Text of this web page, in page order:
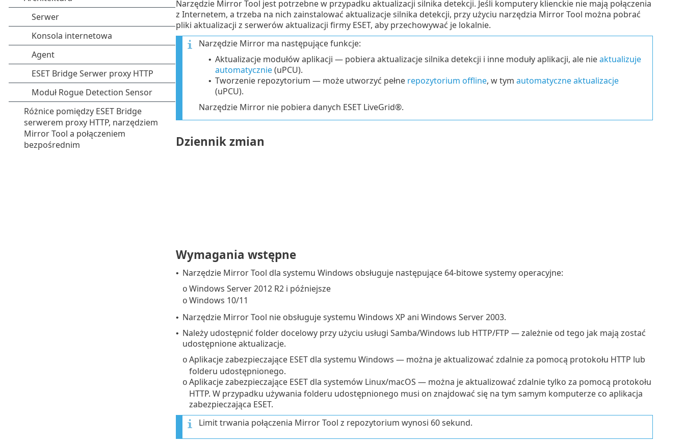
Narzędzie Mirror Tool jest potrzebne w przypadku aktualizacji silnika detekcji. Jeśli komputery klienckie nie mają połączenia
z Internetem, a trzeba na nich zainstalować aktualizacje silnika detekcji, przy użyciu narzędzia Mirror Tool można pobrać
pliki aktualizacji z serwerów aktualizacji firmy ESET, aby przechowywać je lokalnie.
Narzędzie Mirror ma następujące funkcje:
• Aktualizacje modułów aplikacji — pobiera aktualizacje silnika detekcji i inne moduły aplikacji, ale nieaktualizuje
automatycznie(uPCU).
• Tworzenie repozytorium — może utworzyć pełne repozytorium offline, w tym automatyczne aktualizacje
(uPCU).
Narzędzie Mirror nie pobiera danych ESET LiveGrid®.
Dziennik zmian
Wymagania wstępne
• Narzędzie Mirror Tool dla systemu Windows obsługuje następujące 64-bitowe systemy operacyjne:
o Windows Server 2012 R2 i późniejsze
o Windows 10/11
• Narzędzie Mirror Tool nie obsługuje systemu Windows XP ani Windows Server 2003.
• Należy udostępnić folder docelowy przy użyciu usługi Samba/Windows lub HTTP/FTP — zależnie od tego jak mają zostać
udostępnione aktualizacje.
o Aplikacje zabezpieczające ESET dla systemu Windows — można je aktualizować zdalnie za pomocą protokołu HTTP lub
folderu udostępnionego.
o Aplikacje zabezpieczające ESET dla systemów Linux/macOS — można je aktualizować zdalnie tylko za pomocą protokołu
HTTP. W przypadku używania folderu udostępnionego musi on znajdować się na tym samym komputerze co aplikacja
zabezpieczająca ESET.
Limit trwania połączenia Mirror Tool z repozytorium wynosi 60 sekund.